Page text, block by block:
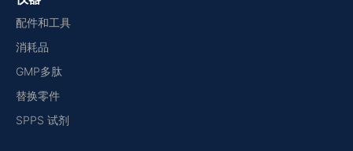
配件和工具
消耗品
GMP多肽
替换零件
SPPS 试剂